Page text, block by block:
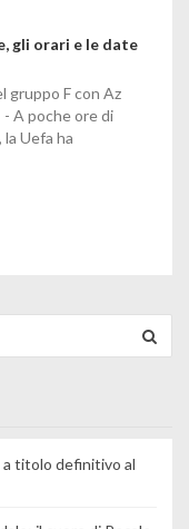
gli orari e le date
gruppo F con Az
- A poche ore di
Uefa ha
a titolo definitivo al